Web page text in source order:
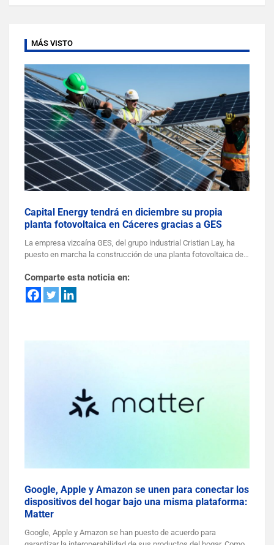
MÁS VISTO
Capital Energy tendrá en diciembre su propia
planta fotovoltaica en Cáceres gracias a GES
La empresa vizcaína GES, del grupo industrial Cristian Lay, ha
puesto en marcha la construcción de una planta fotovoltaica de…
Comparte esta noticia en:
Google, Apple y Amazon se unen para conectar los
dispositivos del hogar bajo una misma plataforma:
Matter
Google, Apple y Amazon se han puesto de acuerdo para